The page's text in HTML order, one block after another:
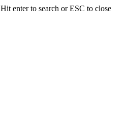
Hit enter to search or ESC to close